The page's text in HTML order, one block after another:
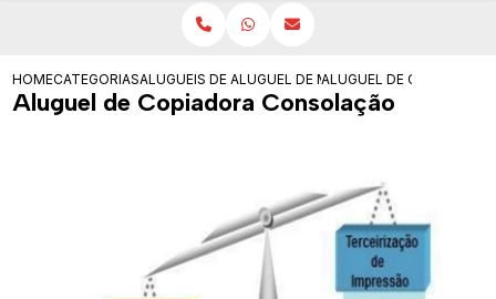
HOMECATEGORIASALUGUEIS DE COPIADORASALUGUEL DE MAQUINA COPIADORA
ALUGUEL DE COPIADORA
Aluguel de Copiadora Consolação